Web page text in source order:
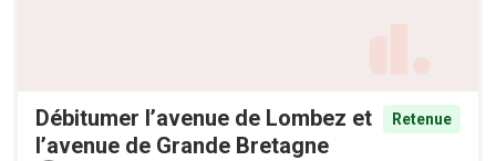
Débitumer l’avenue de Lombez et
l’avenue de Grande Bretagne
Retenue